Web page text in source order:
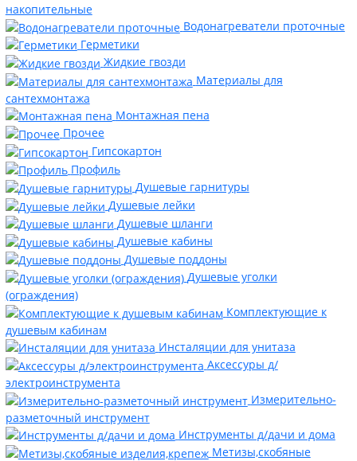
накопительные
Водонагреватели проточные
Герметики
Жидкие гвозди
Материалы для
сантехмонтажа
Монтажная пена
Прочее
Гипсокартон
Профиль
Душевые гарнитуры
Душевые лейки
Душевые шланги
Душевые кабины
Душевые поддоны
Душевые уголки
(ограждения)
Комплектующие к
душевым кабинам
Инсталяции для унитаза
Аксессуры д/
электроинструмента
Измерительно-
разметочный инструмент
Инструменты д/дачи и дома
Метизы,скобяные